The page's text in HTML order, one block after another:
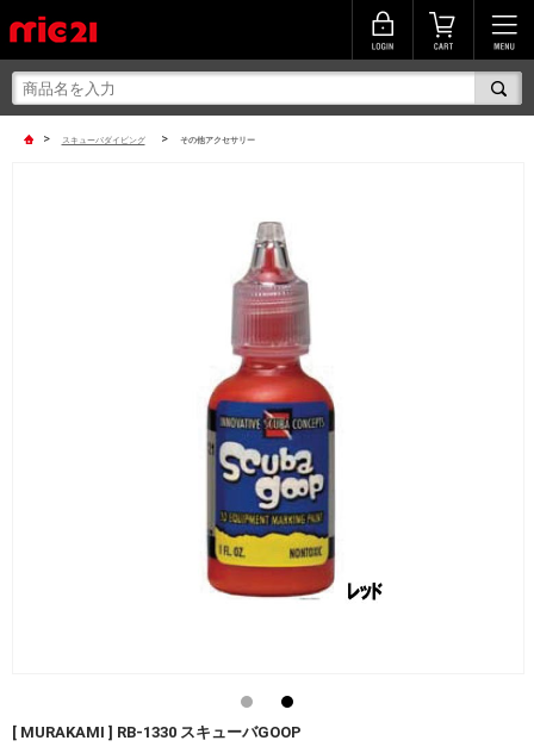
> スキューバダイビング > その他アクセサリー
[ MURAKAMI ] RB-1330 スキューバGOOP